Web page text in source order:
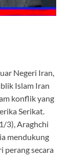
Negeri Iran,
Islam Iran
konflik yang
Serikat.
3), Araghchi
mendukung
perang secara